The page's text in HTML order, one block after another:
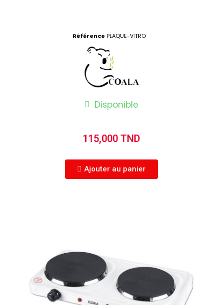
Référence PLAQUE-VITRO
Disponible
115,000 TND
Ajouter au panier